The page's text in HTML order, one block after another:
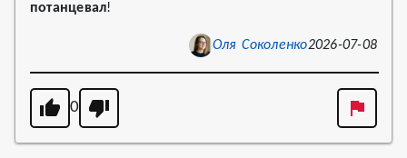
потанцевал!
Оля Соколенко2026-07-08
0